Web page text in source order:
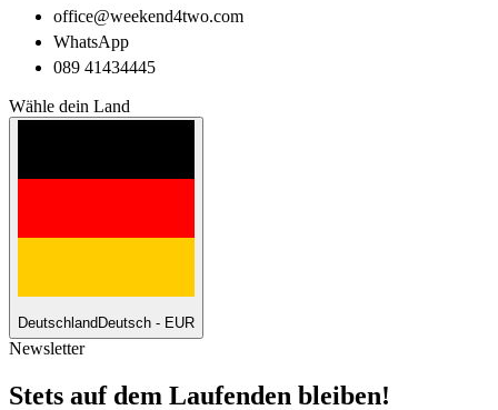
office@weekend4two.com
WhatsApp
089 41434445
Wähle dein Land
Deutschland Deutsch - EUR
Newsletter
Stets auf dem Laufenden bleiben!